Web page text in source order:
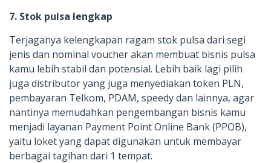
7. Stok pulsa lengkap
Terjaganya kelengkapan ragam stok pulsa dari segi
jenis dan nominal voucher akan membuat bisnis pulsa
kamu lebih stabil dan potensial. Lebih baik lagi pilih
juga distributor yang juga menyediakan token PLN,
pembayaran Telkom, PDAM, speedy dan lainnya, agar
nantinya memudahkan pengembangan bisnis kamu
menjadi layanan Payment Point Online Bank (PPOB),
yaitu loket yang dapat digunakan untuk membayar
berbagai tagihan dari 1 tempat.